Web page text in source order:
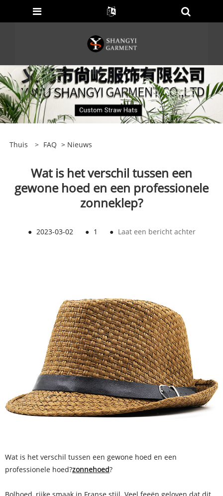
Thuis > FAQ > Nieuws
Wat is het verschil tussen een
gewone hoed en een professionele
zonneklep?
● 2023-03-02 ● 1 ● Laat een bericht achter
Wat is het verschil tussen een gewone hoed en een
professionele hoed?zonnehoed?
Bolhoed, rijke smaak in Franse stijl. Veel feeën geloven dat dit